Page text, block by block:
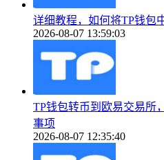
详细教程，如何将TP钱包
2026-08-07 13:59:03
TP钱包转币到欧易交易所
事项
2026-08-07 12:35:40